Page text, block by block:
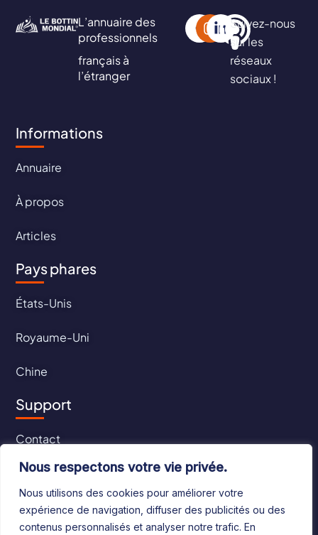
Nous respectons votre vie privée.
Nous utilisons des cookies pour améliorer votre
expérience de navigation, diffuser des publicités ou des
contenus personnalisés et analyser notre trafic. En
L’annuaire des
professionnels
français à
l’étranger
Suivez-nous
sur les
réseaux
sociaux !
Informations
Annuaire
À propos
Articles
Pays phares
États-Unis
Royaume-Uni
Chine
Support
Contact
CGU
CGV